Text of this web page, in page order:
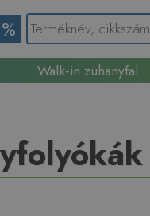
Walk-in zuhanyfal